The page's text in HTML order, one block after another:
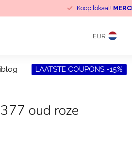
Koop lokaal! MERCI
EUR
LAATSTE COUPONS -15%
oud roze